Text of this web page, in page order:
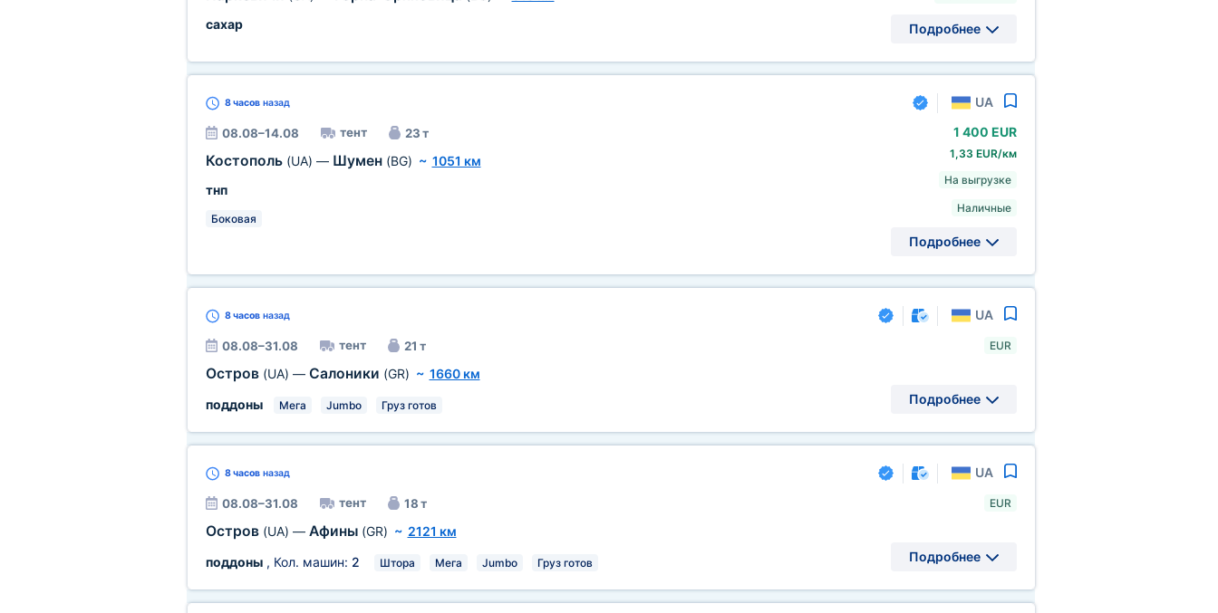
сахар
Подробнее
8 часовназад UA
08.08–14.08 тент 23 т
Костополь (UA) — Шумен (BG) ~ 1051 км
тнп
Боковая
1 400 EUR
1,33 EUR/км
На выгрузке
Наличные
Подробнее
8 часовназад UA
08.08–31.08 тент 21 т
Остров (UA) — Салоники (GR) ~ 1660 км
поддоны
Мега Jumbo Груз готов
EUR
Подробнее
8 часовназад UA
08.08–31.08 тент 18 т
Остров (UA) — Афины (GR) ~ 2121 км
поддоны, Кол. машин: 2 Штора Мега Jumbo Груз готов
EUR
Подробнее